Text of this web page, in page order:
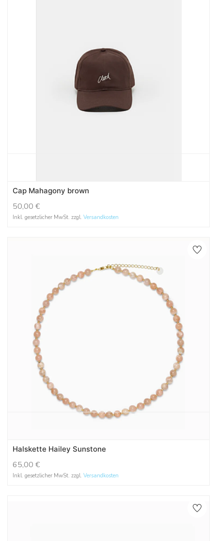
Cap Mahagony brown
50,00 €
Inkl. gesetzlicher MwSt. zzgl. Versandkosten
Halskette Hailey Sunstone
65,00 €
Inkl. gesetzlicher MwSt. zzgl. Versandkosten